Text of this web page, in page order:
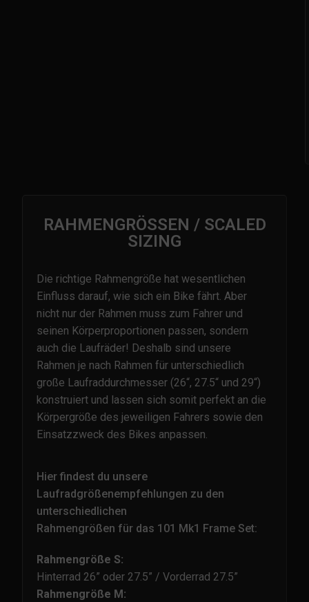
RAHMENGRÖSSEN / SCALED
SIZING
Die richtige Rahmengröße hat wesentlichen
Einfluss darauf, wie sich ein Bike fährt. Aber
nicht nur der Rahmen muss zum Fahrer und
seinen Körperproportionen passen, sondern
auch die Laufräder! Deshalb sind unsere
Rahmen je nach Rahmen für unterschiedlich
große Laufraddurchmesser (26“, 27.5“ und 29“)
konstruiert und lassen sich somit perfekt an die
Körpergröße des jeweiligen Fahrers sowie den
Einsatzzweck des Bikes anpassen.
Hier findest du unsere
Laufradgrößenempfehlungen zu den
unterschiedlichen
Rahmengrößen für das 101 Mk1 Frame Set:
Rahmengröße S:
Hinterrad 26” oder 27.5” / Vorderrad 27.5”
Rahmengröße M: